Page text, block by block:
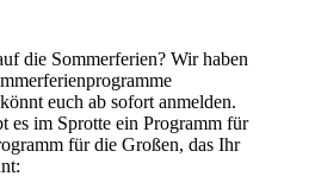
die Sommerferien? Wir haben
euch ab sofort anmelden.
es im Sprotte ein Programm für
für die Großen, das Ihr